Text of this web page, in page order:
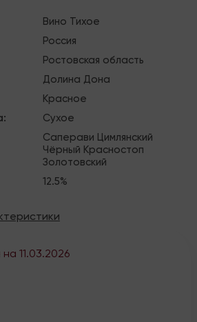
Вино Тихое
Россия
Ростовская область
Долина Дона
Красное
:
Сухое
Саперави Цимлянский
Чёрный Красностоп
Золотовский
12.5%
на 11.03.2026